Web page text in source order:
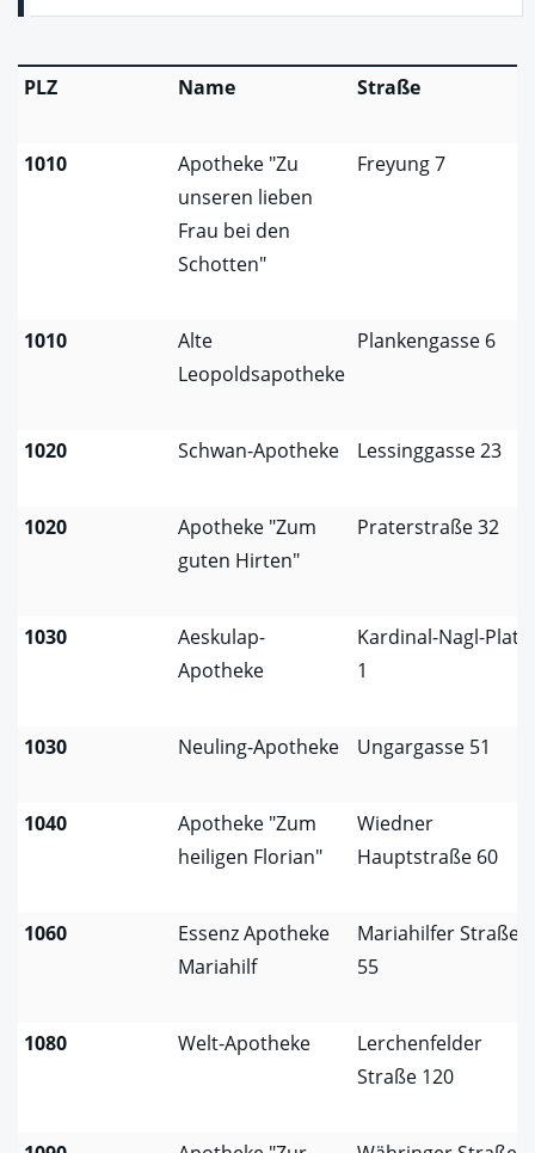
PLZ Name Straße
1010
Apotheke "Zu
unseren lieben
Frau bei den
Schotten"
Freyung 7
1010
Alte
Leopoldsapotheke
Plankengasse 6
1020 Schwan-Apotheke Lessinggasse 23
1020
Apotheke "Zum
guten Hirten"
Praterstraße 32
1030
Aeskulap-
Apotheke
Kardinal-Nagl-Platz
1
1030 Neuling-Apotheke Ungargasse 51
1040
Apotheke "Zum
heiligen Florian"
Wiedner
Hauptstraße 60
1060
Essenz Apotheke
Mariahilf
Mariahilfer Straße
55
1080 Welt-Apotheke
Lerchenfelder
Straße 120